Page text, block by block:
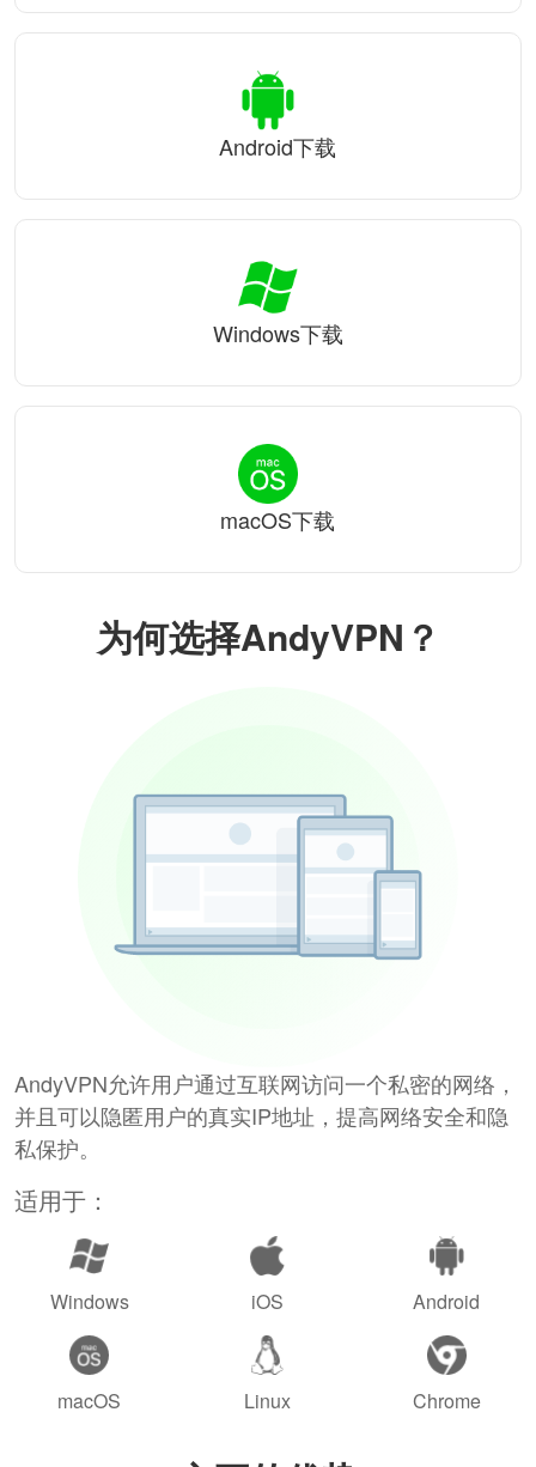
为何选择AndyVPN？
AndyVPN允许用户通过互联网访问一个私密的网络，
并且可以隐匿用户的真实IP地址，提高网络安全和隐
私保护。
适用于：
Windows iOS Android
macOS Linux Chrome
Android下载
Windows下载
macOS下载